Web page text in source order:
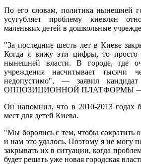
По его словам, политика нынешней
усугубляет проблему киевлян
маленьких детей в дошкольные
"За последние шесть лет в Киеве
Когда я вижу эти цифры, то
нынешней власти. В городе, где
учреждения насчитывает тысячи
недопустимо", — заявил
ОППОЗИЦИОННОЙ ПЛАТФОРМЫ
Он напомнил, что в 2010-2013 годах
мест для детей Киева.
"Мы боролись с тем, чтобы сократить
и нам это удалось. Поэтому я не могу
закрывать их в ситуации, когда
будет решать уже новая городская